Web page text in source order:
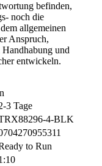
befinden,
noch die
allgemeinen
Anspruch,
Handhabung und
entwickeln.
3 Tage
4-BLK
to Run